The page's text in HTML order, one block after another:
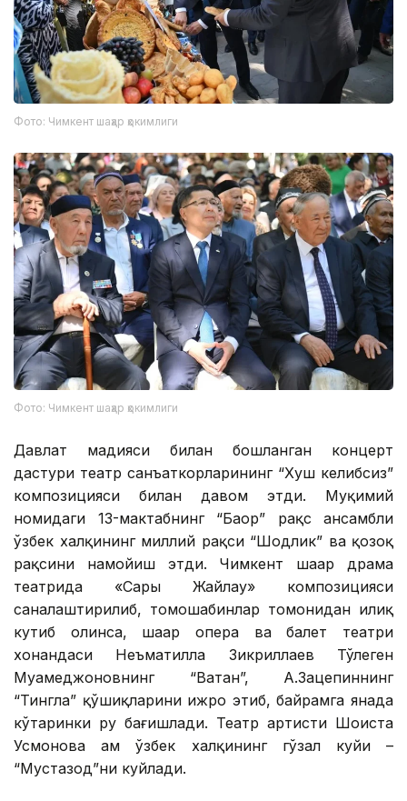
Фото: Чимкент шаҳар ҳокимлиги
Фото: Чимкент шаҳар ҳокимлиги
Давлат мадҳияси билан бошланган концерт
дастури театр санъаткорларининг “Хуш келибсиз”
композицияси билан давом этди. Муқимий
номидаги 13-мактабнинг “Баҳор” рақс ансамбли
ўзбек халқининг миллий рақси “Шодлик” ва қозоқ
рақсини намойиш этди. Чимкент шаҳар драма
театрида «Сары Жайлау» композицияси
саҳналаштирилиб, томошабинлар томонидан илиқ
кутиб олинса, шаҳар опера ва балет театри
хонандаси Неъматилла Зикриллаев Тўлеген
Муҳамеджоновнинг “Ватан”, А.Зацепиннинг
“Тингла” қўшиқларини ижро этиб, байрамга янада
кўтаринки руҳ бағишлади. Театр артисти Шоҳиста
Усмонова ҳам ўзбек халқининг гўзал куйи –
“Мустаҳзод”ни куйлади.